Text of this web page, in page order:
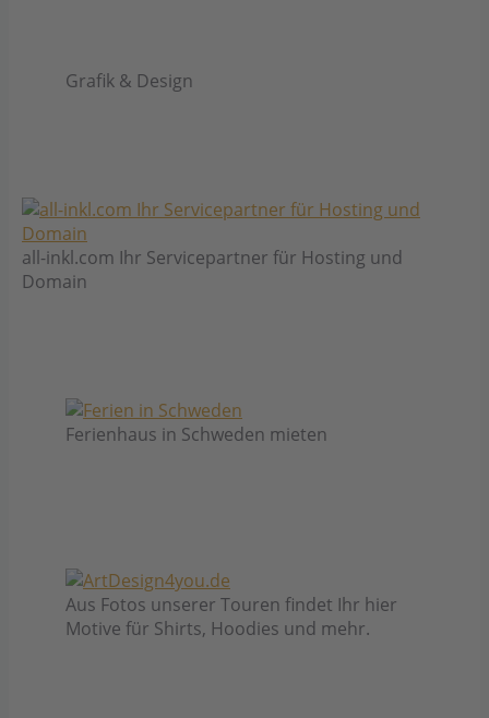
Grafik & Design
all-inkl.com Ihr Servicepartner für Hosting und
Domain
Ferienhaus in Schweden mieten
Aus Fotos unserer Touren findet Ihr hier
Motive für Shirts, Hoodies und mehr.